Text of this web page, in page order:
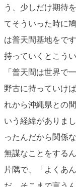
う、少しだけ期待
てそういった時に
は普天間基地をで
持っていくとこう
「普天間は世界で
野古に持っていけ
れから沖縄県との
いう経緯がありま
ったんだから関係
無謀なことをする
片隅で、「よくあ